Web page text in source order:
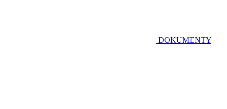
DOKUMENTY